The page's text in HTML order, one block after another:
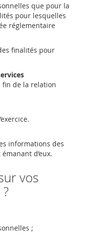
que pour la
pour lesquelles
réglementaire
finalités pour
fin de la relation
informations des
d’eux.
vos
;